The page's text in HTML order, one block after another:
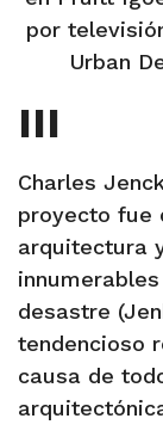
por
Urban
III
Charles
proyecto fue
arquitectura
desastre
tendencioso
causa de